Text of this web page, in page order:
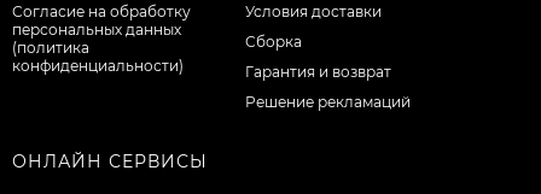
Согласие на обработку
персональных данных
(политика
конфиденциальности)
Условия доставки
Сборка
Гарантия и возврат
Решение рекламаций
ОНЛАЙН СЕРВИСЫ